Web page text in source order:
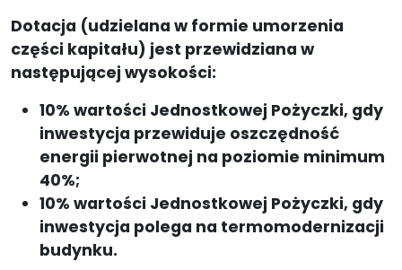
Dotacja (udzielana w formie umorzenia
części kapitału) jest przewidziana w
następującej wysokości:
10% wartości Jednostkowej Pożyczki, gdy
inwestycja przewiduje oszczędność
energii pierwotnej na poziomie minimum
40%;
10% wartości Jednostkowej Pożyczki, gdy
inwestycja polega na termomodernizacji
budynku.